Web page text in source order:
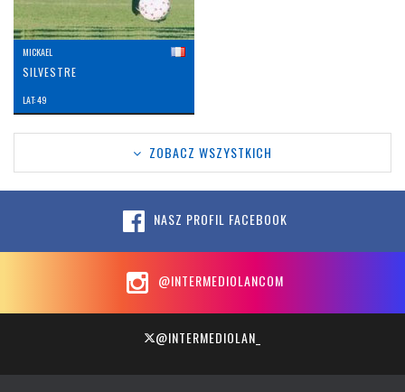
MICKAEL
SILVESTRE
LAT: 49
ZOBACZ WSZYSTKICH
NASZ PROFIL FACEBOOK
@INTERMEDIOLANCOM
@INTERMEDIOLAN_